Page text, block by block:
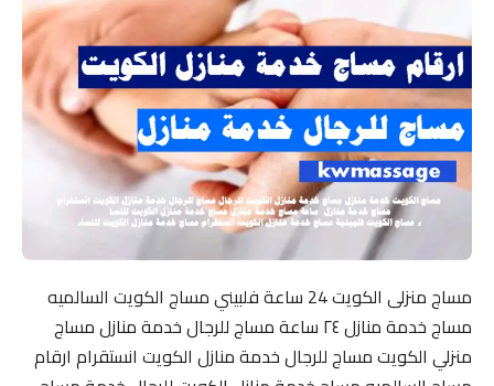
مساج منزلى الكويت 24 ساعة فلبيني مساج الكويت السالميه
مساج خدمة منازل ٢٤ ساعة مساج للرجال خدمة منازل مساج
منزلي الكويت مساج للرجال خدمة منازل الكويت انستقرام ارقام